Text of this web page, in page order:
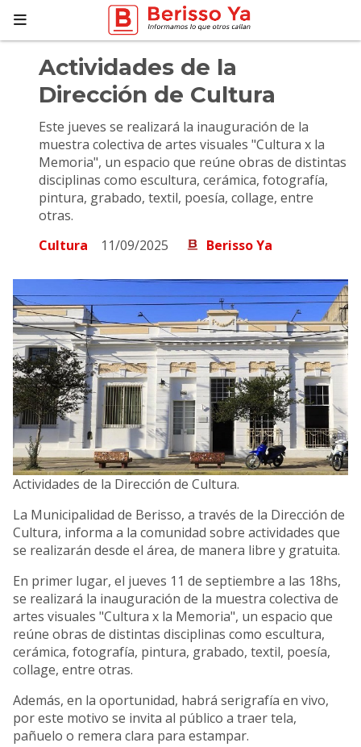
Actividades de la
Dirección de Cultura
Este jueves se realizará la inauguración de la
muestra colectiva de artes visuales "Cultura x la
Memoria", un espacio que reúne obras de distintas
disciplinas como escultura, cerámica, fotografía,
pintura, grabado, textil, poesía, collage, entre
otras.
Cultura
11/09/2025 Berisso Ya
Actividades de la Dirección de Cultura.
La Municipalidad de Berisso, a través de la Dirección de
Cultura, informa a la comunidad sobre actividades que
se realizarán desde el área, de manera libre y gratuita.
En primer lugar, el jueves 11 de septiembre a las 18hs,
se realizará la inauguración de la muestra colectiva de
artes visuales "Cultura x la Memoria", un espacio que
reúne obras de distintas disciplinas como escultura,
cerámica, fotografía, pintura, grabado, textil, poesía,
collage, entre otras.
Además, en la oportunidad, habrá serigrafía en vivo,
por este motivo se invita al público a traer tela,
pañuelo o remera clara para estampar.